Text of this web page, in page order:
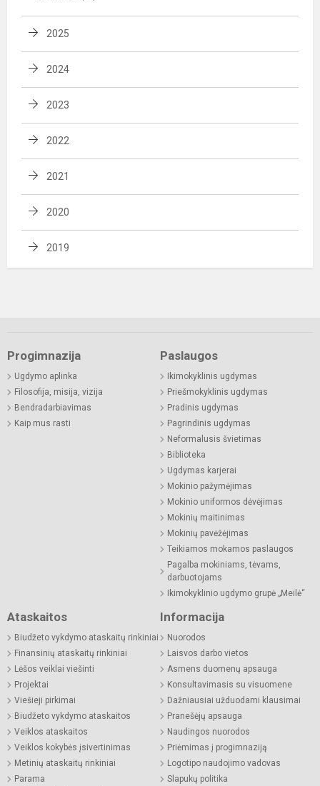
2025
2024
2023
2022
2021
2020
2019
Progimnazija
Ugdymo aplinka
Filosofija, misija, vizija
Bendradarbiavimas
Kaip mus rasti
Paslaugos
Ikimokyklinis ugdymas
Priešmokyklinis ugdymas
Pradinis ugdymas
Pagrindinis ugdymas
Neformalusis švietimas
Biblioteka
Ugdymas karjerai
Mokinio pažymėjimas
Mokinio uniformos dėvėjimas
Mokinių maitinimas
Mokinių pavėžėjimas
Teikiamos mokamos paslaugos
Pagalba mokiniams, tėvams,
darbuotojams
Ikimokyklinio ugdymo grupė „Meilė“
Ataskaitos
Biudžeto vykdymo ataskaitų rinkiniai
Finansinių ataskaitų rinkiniai
Lėšos veiklai viešinti
Projektai
Viešieji pirkimai
Biudžeto vykdymo ataskaitos
Veiklos ataskaitos
Veiklos kokybės įsivertinimas
Metinių ataskaitų rinkiniai
Parama
Informacija
Nuorodos
Laisvos darbo vietos
Asmens duomenų apsauga
Konsultavimasis su visuomene
Dažniausiai užduodami klausimai
Pranešėjų apsauga
Naudingos nuorodos
Priėmimas į progimnaziją
Logotipo naudojimo vadovas
Slapukų politika